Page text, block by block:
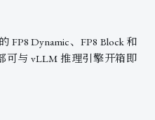
FP8 Dynamic、FP8 Block 和
可与 vLLM 推理引擎开箱即